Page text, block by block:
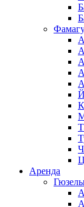
Аренда